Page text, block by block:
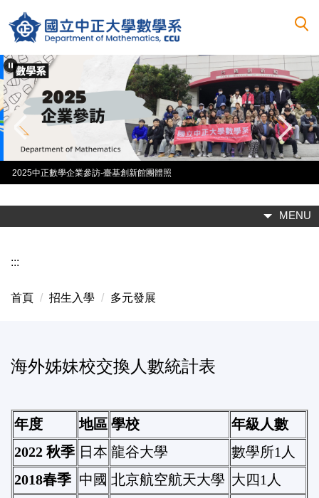
到
主
要
內
容
區
2025中正數學企業參訪-臺基創新館團體照
MENU
:::
首頁 招生入學 多元發展
海外姊妹校交換人數統計表
年度 地區 學校
年級人數
2022 秋季 日本 龍谷大學
數學所1人
2018春季 中國 北京航空航天大學 大四1人